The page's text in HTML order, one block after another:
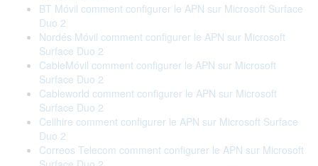
BT Móvil comment configurer le APN sur Microsoft Surface
Duo 2
Nordés Móvil comment configurer le APN sur Microsoft
Surface Duo 2
CableMóvil comment configurer le APN sur Microsoft
Surface Duo 2
Cableworld comment configurer le APN sur Microsoft
Surface Duo 2
Cellhire comment configurer le APN sur Microsoft Surface
Duo 2
Correos Telecom comment configurer le APN sur Microsoft